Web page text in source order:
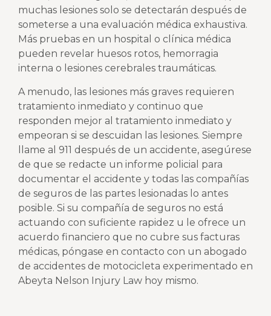
muchas lesiones solo se detectarán después de
someterse a una evaluación médica exhaustiva.
Más pruebas en un hospital o clínica médica
pueden revelar huesos rotos, hemorragia
interna o lesiones cerebrales traumáticas.
A menudo, las lesiones más graves requieren
tratamiento inmediato y continuo que
responden mejor al tratamiento inmediato y
empeoran si se descuidan las lesiones. Siempre
llame al 911 después de un accidente, asegúrese
de que se redacte un informe policial para
documentar el accidente y todas las compañías
de seguros de las partes lesionadas lo antes
posible. Si su compañía de seguros no está
actuando con suficiente rapidez u le ofrece un
acuerdo financiero que no cubre sus facturas
médicas, póngase en contacto con un abogado
de accidentes de motocicleta experimentado en
Abeyta Nelson Injury Law hoy mismo.